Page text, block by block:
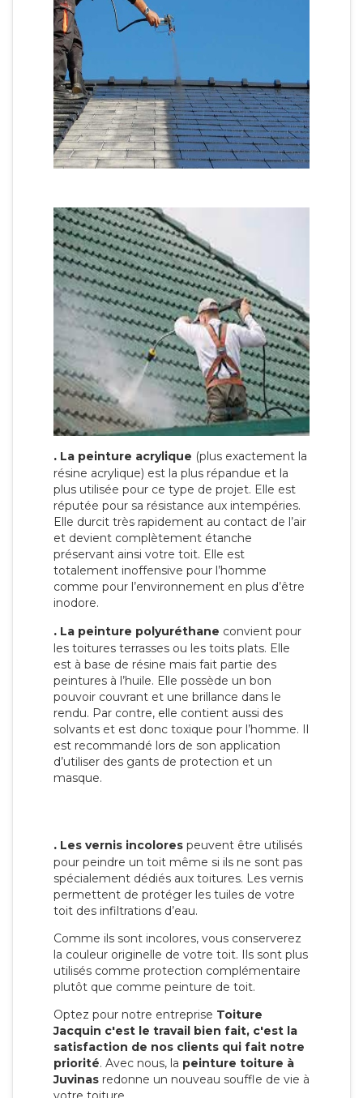
. La peinture acrylique (plus exactement la
résine acrylique) est la plus répandue et la
plus utilisée pour ce type de projet. Elle est
réputée pour sa résistance aux intempéries.
Elle durcit très rapidement au contact de l’air
et devient complètement étanche
préservant ainsi votre toit. Elle est
totalement inoffensive pour l’homme
comme pour l’environnement en plus d’être
inodore.
. La peinture polyuréthane convient pour
les toitures terrasses ou les toits plats. Elle
est à base de résine mais fait partie des
peintures à l’huile. Elle possède un bon
pouvoir couvrant et une brillance dans le
rendu. Par contre, elle contient aussi des
solvants et est donc toxique pour l’homme. Il
est recommandé lors de son application
d’utiliser des gants de protection et un
masque.
. Les vernis incolores peuvent être utilisés
pour peindre un toit même si ils ne sont pas
spécialement dédiés aux toitures. Les vernis
permettent de protéger les tuiles de votre
toit des infiltrations d’eau.
Comme ils sont incolores, vous conserverez
la couleur originelle de votre toit. Ils sont plus
utilisés comme protection complémentaire
plutôt que comme peinture de toit.
Optez pour notre entreprise Toiture
Jacquin c'est le travail bien fait, c'est la
satisfaction de nos clients qui fait notre
priorité. Avec nous, la peinture toiture à
Juvinas redonne un nouveau souffle de vie à